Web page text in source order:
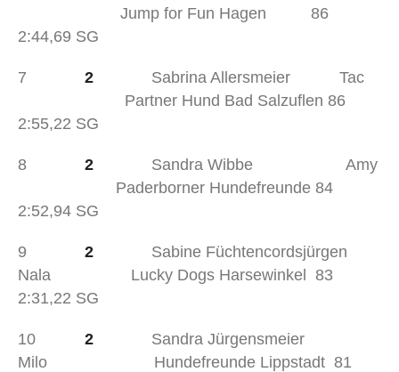
Jump for Fun Hagen 86
2:44,69 SG
7 2 Sabrina Allersmeier Tac
Partner Hund Bad Salzuflen 86
2:55,22 SG
8 2 Sandra Wibbe Amy
Paderborner Hundefreunde 84
2:52,94 SG
9 2 Sabine Füchtencordsjürgen
Nala Lucky Dogs Harsewinkel 83
2:31,22 SG
10 2 Sandra Jürgensmeier
Milo Hundefreunde Lippstadt 81